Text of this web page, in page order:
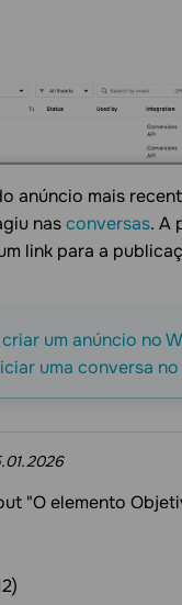
anúncio mais
nasconversas. A
link para a
um anúncio no
uma conversa
"O elemento